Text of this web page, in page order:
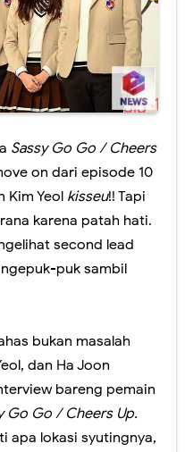
Sassy Go Go / Cheers
on dari episode 10
Kim Yeol kisseu!! Tapi
karena patah hati.
second lead
puk sambil
bukan masalah
dan Ha Joon
bareng pemain
Go Go / Cheers Up.
apa lokasi syutingnya,